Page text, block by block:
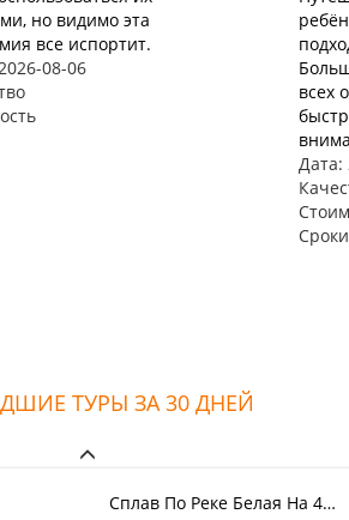
но видимо эта
все испортит.
08-06
всех
Дата:
Сроки
ТУРЫ ЗА 30 ДНЕЙ
Сплав По Реке Белая На 4…